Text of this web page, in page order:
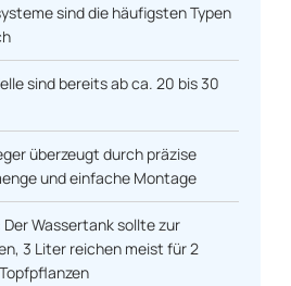
sind die häufigsten Typen
sind bereits ab ca. 20 bis 30
überzeugt durch präzise
und einfache Montage
Wassertank sollte zur
3 Liter reichen meist für 2